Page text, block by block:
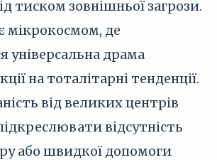
тиском зовнішньої загрози.
мікрокосмом, де
універсальна драма
на тоталітарні тенденції.
від великих центрів
відсутність
або швидкої допомоги